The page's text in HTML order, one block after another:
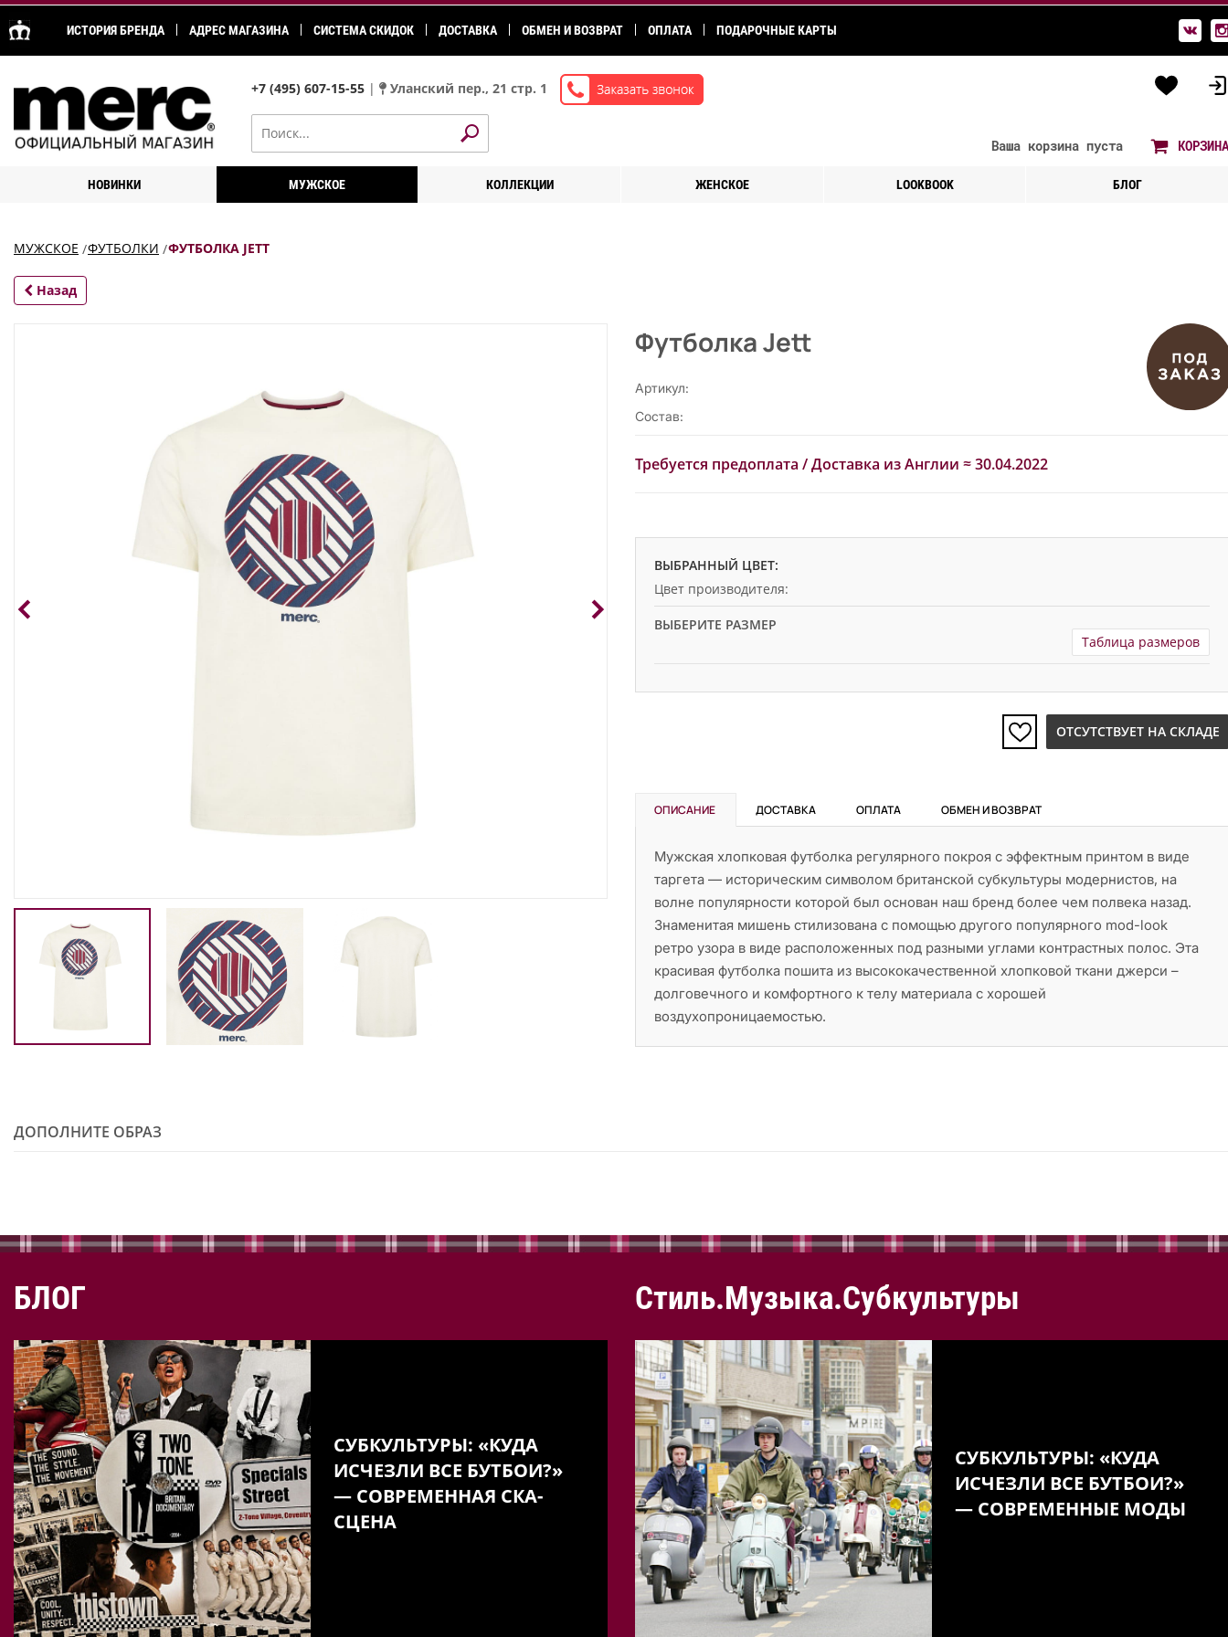
ИСТОРИЯ БРЕНДА АДРЕС МАГАЗИНА СИСТЕМА СКИДОК ДОСТАВКА ОБМЕН И ВОЗВРАТ ОПЛАТА ПОДАРОЧНЫЕ КАРТЫ
+7 (495) 607-15-55 | Уланский пер., 21 стр. 1
Ваша корзина пуста КОРЗИНА
НОВИНКИ МУЖСКОЕ КОЛЛЕКЦИИ ЖЕНСКОЕ LOOKBOOK БЛОГ
МУЖСКОЕ ФУТБОЛКИ ФУТБОЛКА JETT
Назад
Футболка Jett
Артикул:
Состав:
Требуется предоплата /Доставка из Англии ≈ 30.04.2022
ВЫБРАННЫЙ ЦВЕТ:
Цвет производителя:
ВЫБЕРИТЕ РАЗМЕР
Таблица размеров
ОТСУТСТВУЕТ НА СКЛАДЕ
ОПИСАНИЕ ДОСТАВКА ОПЛАТА ОБМЕН И ВОЗВРАТ
Мужская хлопковая футболка регулярного покроя с эффектным принтом в виде
таргета — историческим символом британской субкультуры модернистов, на
волне популярности которой был основан наш бренд более чем полвека назад.
Знаменитая мишень стилизована с помощью другого популярного mod-look
ретро узора в виде расположенных под разными углами контрастных полос. Эта
красивая футболка пошита из высококачественной хлопковой ткани джерси –
долговечного и комфортного к телу материала с хорошей
воздухопроницаемостью.
ДОПОЛНИТЕ ОБРАЗ
БЛОГ
СУБКУЛЬТУРЫ: «КУДА
ИСЧЕЗЛИ ВСЕ БУТБОИ?»
— СОВРЕМЕННАЯ СКА-
СЦЕНА
Стиль.Музыка.Субкультуры
СУБКУЛЬТУРЫ: «КУДА
ИСЧЕЗЛИ ВСЕ БУТБОИ?»
— СОВРЕМЕННЫЕ МОДЫ